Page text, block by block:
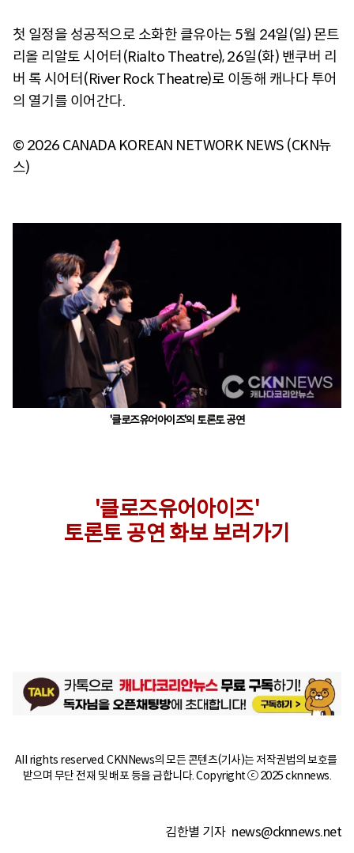
첫 일정을 성공적으로 소화한 클유아는 5월 24일(일) 몬트
리올 리알토 시어터(Rialto Theatre), 26일(화) 밴쿠버 리
버 록 시어터(River Rock Theatre)로 이동해 캐나다 투어
의 열기를 이어간다.
© 2026 CANADA KOREAN NETWORK NEWS (CKN뉴
스)
'클로즈유어아이즈'의 토론토 공연
'클로즈유어아이즈'
토론토 공연 화보 보러가기
All rights reserved. CKNNews의 모든 콘텐츠(기사)는 저작권법의 보호를
받으며 무단 전재 및 배포 등을 금합니다. Copyright ⓒ 2025 cknnews.
김한별 기자 news@cknnews.net